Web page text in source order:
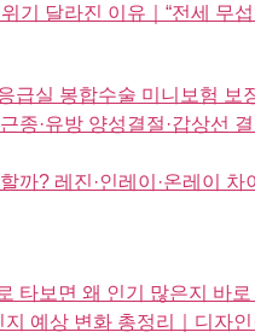
기 달라진 이유｜“전세 무
실 봉합수술 미니보험 보
종·유방 양성결절·갑상선
까? 레진·인레이·온레이
타보면 왜 인기 많은지 바
예상 변화 총정리｜디자인